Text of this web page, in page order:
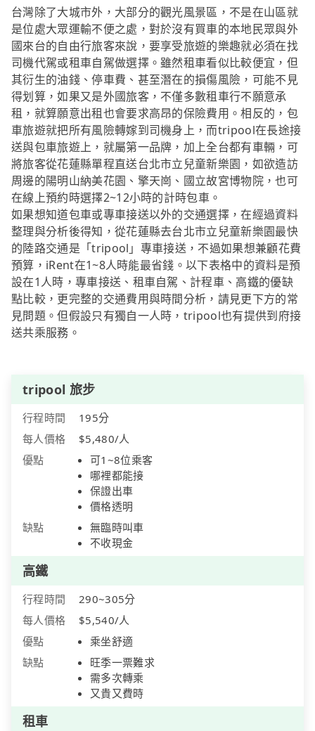
台灣除了大城市外，大部分的觀光風景區，不是在山區就
是位處大眾運輸不便之處，對於沒有買車的本地民眾與外
國來台的自由行旅客來說，要享受旅遊的樂趣就必須在找
司機代駕或租車自駕做選擇。雖然租車看似比較便宜，但
其衍生的油錢、停車費、甚至潛在的損傷風險，可能不見
得划算，如果又是外國旅客，不僅多數租車行不願意承
租，就算願意出租也會要求高昂的保險費用。相反的，包
車旅遊就把所有風險轉嫁到司機身上，而tripool在長途接
送與包車旅遊上，就屬第一品牌，加上全台都有車輛，可
將旅客從花蓮縣單程直送台北市立兒童新樂園，如欲造訪
周邊的陽明山納美花園、擎天崗、國立故宮博物院，也可
在線上預約時選擇2~12小時的計時包車。
如果想知道包車或專車接送以外的交通選擇，在經過資料
整理與分析後得知，從花蓮縣去台北市立兒童新樂園最快
的陸路交通是「tripool」專車接送，不過如果想兼顧花費
預算，iRent在1~8人時能最省錢。以下表格中的資料是預
設在1人時，專車接送、租車自駕、計程車、高鐵的優缺
點比較，更完整的交通費用與時間分析，請見更下方的常
見問題。但假設只有獨自一人時，tripool也有提供到府接
送共乘服務。
tripool 旅步
行程時間
195分
每人價格
$5,480/人
優點
可1~8位乘客
哪裡都能接
保證出車
價格透明
缺點
無臨時叫車
不收現金
高鐵
行程時間
290~305分
每人價格
$5,540/人
優點
乘坐舒適
缺點
旺季一票難求
需多次轉乘
又貴又費時
租車